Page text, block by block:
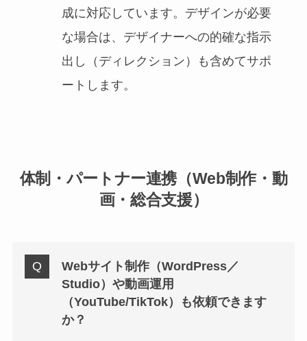
成に対応しています。デザインが必要
な場合は、デザイナーへの的確な指示
出し（ディレクション）も含めてサポ
ートします。
体制・パートナー連携（Web制作・動
画・総合支援）
Webサイト制作（WordPress／
Studio）や動画運用
（YouTube/TikTok）も依頼できます
か？